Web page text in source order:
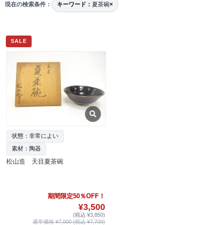
現在の検索条件： キーワード： 夏茶碗×
SALE
状態：非常によい
素材：陶器
松山造 天目夏茶碗
期間限定50％OFF！
¥3,500
(税込 ¥3,850)
通常価格 ¥7,000 (税込 ¥7,700)